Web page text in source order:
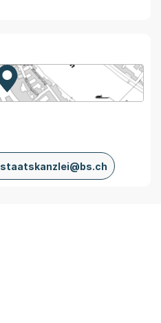
Zur Karte von MapBS.
Externer Link, wird in einem
staatskanzlei@bs.ch